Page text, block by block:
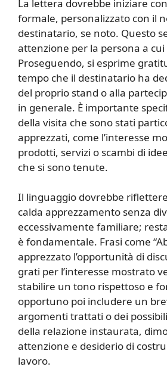
La lettera dovrebbe iniziare
formale, personalizzato con il
destinatario, se noto. Questo
attenzione per la persona a cui
Proseguendo, si esprime
tempo che il destinatario ha
del proprio stand o alla
in generale. È importante
della visita che sono stati
apprezzati, come l’interesse
prodotti, servizi o scambi di
che si sono tenute.
Il linguaggio dovrebbe
calda apprezzamento senza
eccessivamente familiare;
è fondamentale. Frasi come
apprezzato l’opportunità di
grati per l’interesse mostrato
stabilire un tono rispettoso e
opportuno poi includere un
argomenti trattati o dei
della relazione instaurata,
attenzione e desiderio di
lavoro.